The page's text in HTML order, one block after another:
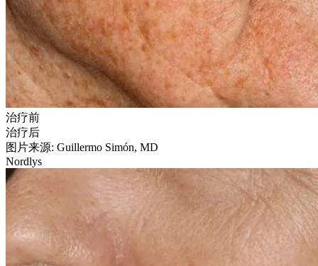
治疗前
治疗后
图片来源: Guillermo Simón, MD
Nordlys